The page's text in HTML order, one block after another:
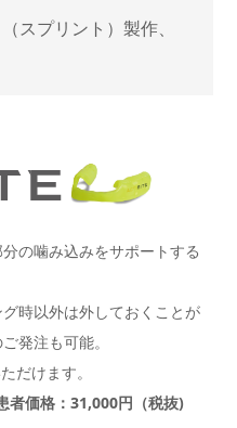
スプリント）製作、
の噛み込みをサポートする
時以外は外しておくことが
発注も可能。
だけます。
者価格：31,000円（税抜)